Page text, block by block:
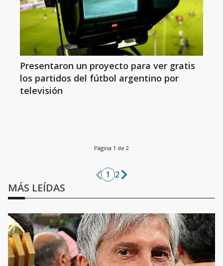
Presentaron un proyecto para ver gratis
los partidos del fútbol argentino por
televisión
Página 1 de 2
1 2
MÁS LEÍDAS